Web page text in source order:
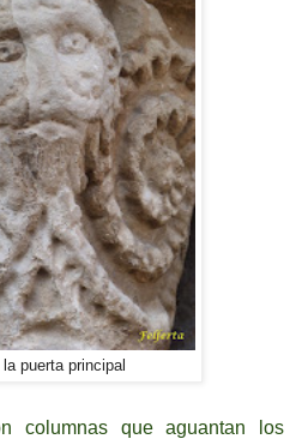
puerta principal
columnas que aguantan los